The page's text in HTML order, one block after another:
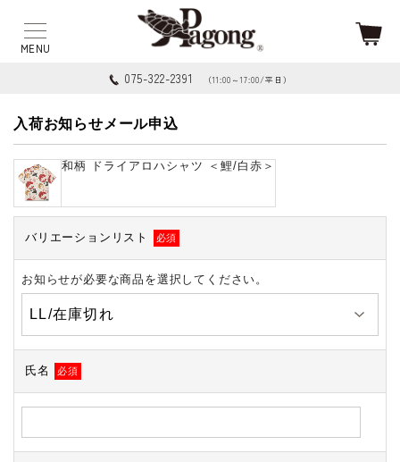
075-322-2391 （11:00～17:00/平日）
入荷お知らせメール申込
和柄 ドライアロハシャツ ＜鯉/白赤＞
バリエーションリスト 必須
お知らせが必要な商品を選択してください。
氏名 必須